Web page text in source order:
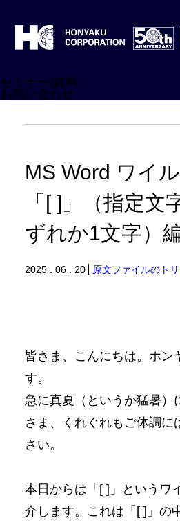
セミナー/資料
お問い合わせ
MS Word ワイ
「[ ]」（指定文
ずれか1文字）
2025 . 06 . 20 原文ファイルのト
皆さま、こんにちは。ホン
す。
急に真夏（というか猛暑）
さま、くれぐれもご体調に
さい。
本日からは「[ ]」というワ
介します。これは「[ ]」の